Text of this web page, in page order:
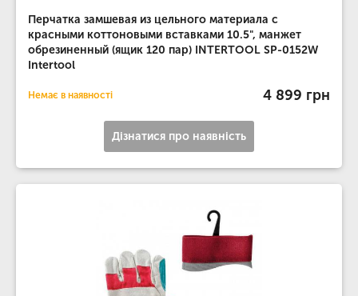
Перчатка замшевая из цельного материала с
красными коттоновыми вставками 10.5", манжет
обрезиненный (ящик 120 пар) INTERTOOL SP-0152W
Intertool
Немає в наявності 4 899 грн
Дізнатися про наявність